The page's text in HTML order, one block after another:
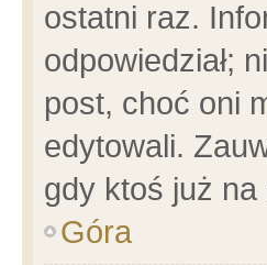
ostatni raz.
odpowiedział;
post, choć oni
edytowali.
gdy ktoś już na
Góra